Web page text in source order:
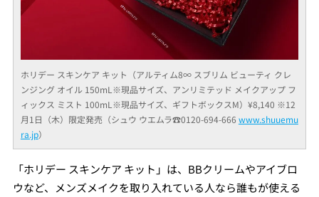
ホリデー スキンケア キット（アルティム8∞ スブリム ビューティ クレ
ンジング オイル 150mL※現品サイズ、アンリミテッド メイクアップ フ
ィックス ミスト 100mL※現品サイズ、ギフトボックスM）¥8,140 ※12
月1日（木）限定発売（シュウ ウエムラ☎︎0120-694-666 www.shuuemu
ra.jp）
「ホリデー スキンケア キット」は、BBクリームやアイブロ
ウなど、メンズメイクを取り入れている人なら誰もが使える